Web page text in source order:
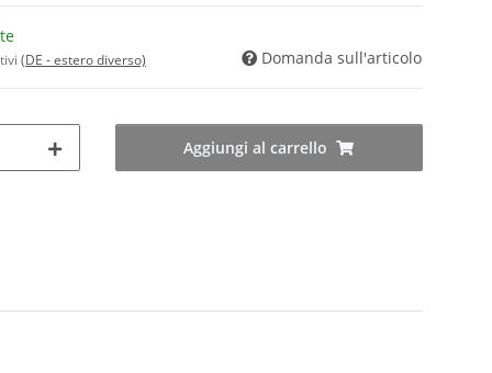
(DE - estero diverso) Domanda sull'articolo
Aggiungi al carrello